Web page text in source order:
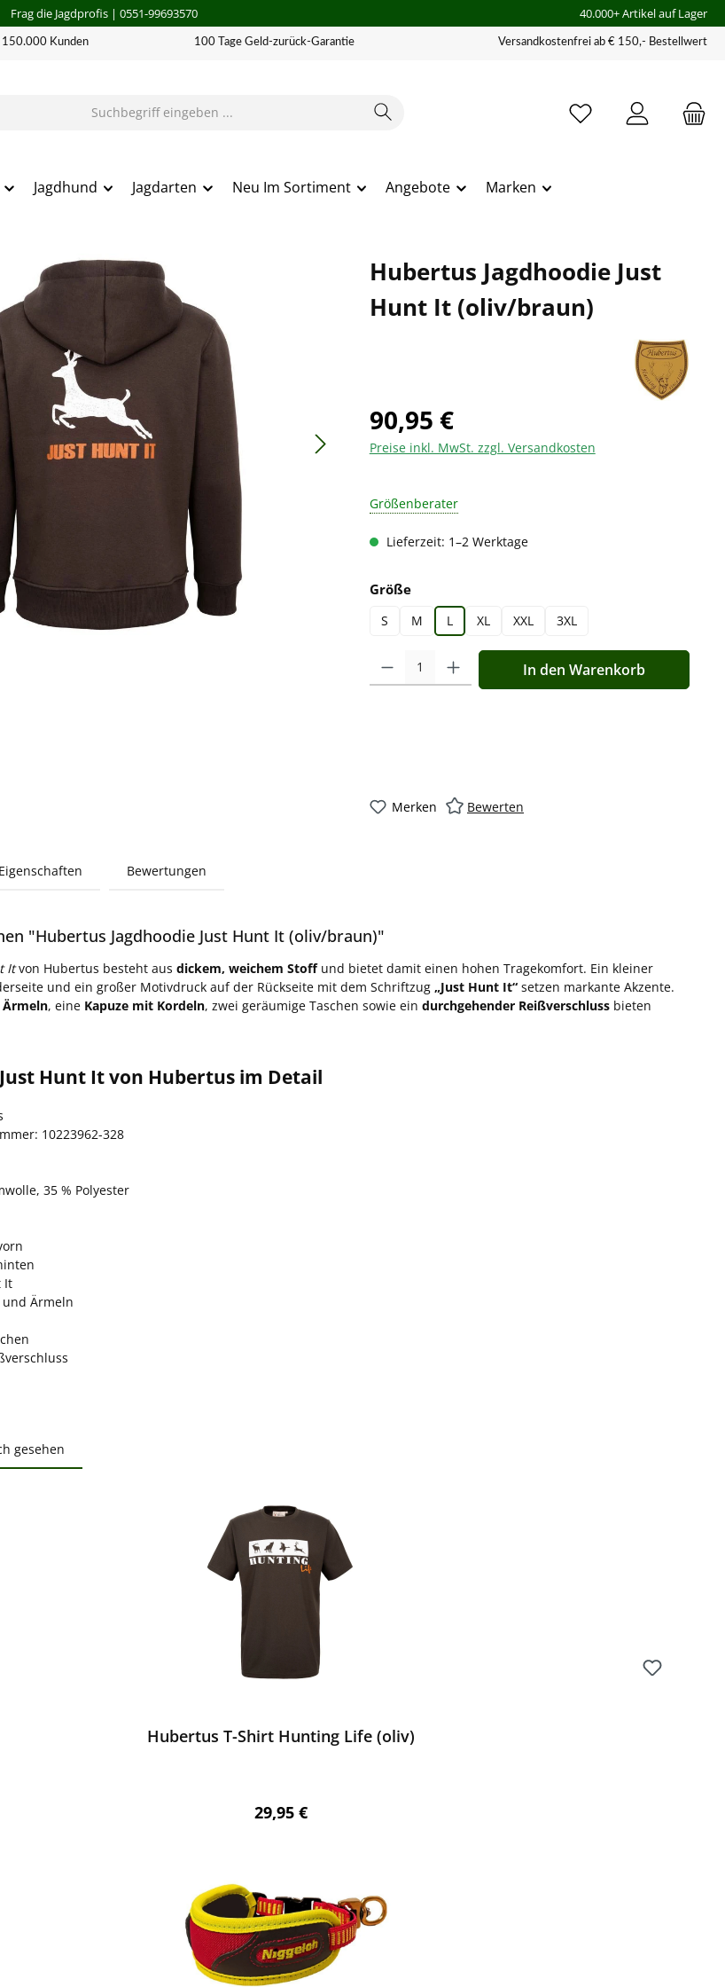
Frag die Jagdprofis| 0551-99693570 40.000+ Artikel auf Lager
150.000 Kunden 100 Tage Geld-zurück-Garantie Versandkostenfrei ab € 150,- Bestellwert
Jagdhund Jagdarten Neu Im Sortiment Angebote Marken
Hubertus Jagdhoodie Just
Hunt It (oliv/braun)
90,95 €
Preise inkl. MwSt. zzgl. Versandkosten
Größenberater
Lieferzeit: 1–2 Werktage
Größeauswählen
S M L XL XXL 3XL
Produkt Anzahl: Gib den gewünschten Wert ein oder
In den Warenkorb
Merken Bewerten
Eigenschaften Bewertungen
"Hubertus Jagdhoodie Just Hunt It (oliv/braun)"
Itvon Hubertus besteht aus dickem, weichem Stoffund bietet damit einen hohen Tragekomfort. Ein kleiner
und ein großer Motivdruck auf der Rückseite mit dem Schriftzug „Just Hunt It“ setzen markante Akzente.
Ärmeln, eine Kapuze mit Kordeln, zwei geräumige Taschen sowie ein durchgehender Reißverschluss bieten
Hunt It von Hubertus im Detail
10223962-328
35 % Polyester
It
und Ärmeln
gesehen
Hubertus T-Shirt Hunting Life (oliv)
Regulärer Preis:
29,95 €